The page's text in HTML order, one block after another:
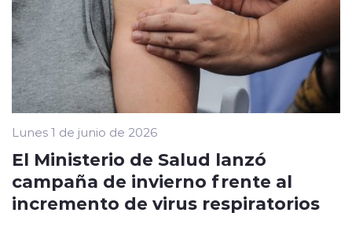
Lunes 1 de junio de 2026
El Ministerio de Salud lanzó
campaña de invierno frente al
incremento de virus respiratorios